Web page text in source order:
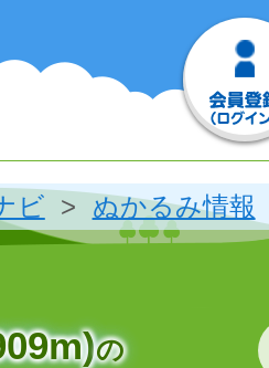
ビ ぬかるみ情報
の